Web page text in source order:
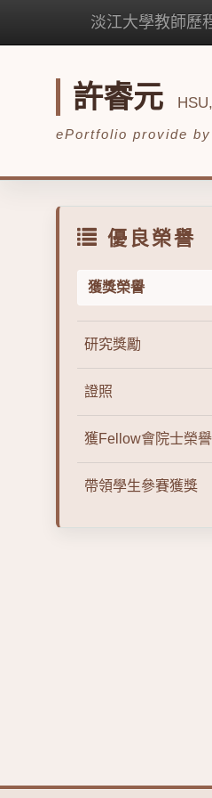
淡江大學教師歷
許睿元
ePortfolio provide by
優良榮譽
獲獎榮譽
研究獎勵
證照
獲Fellow會院士榮譽
帶領學生參賽獲獎